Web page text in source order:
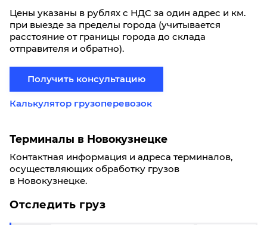
Цены указаны в рублях с НДС за один адрес и км.
при выезде за пределы города (учитывается
расстояние от границы города до склада
отправителя и обратно).
Получить консультацию
Калькулятор грузоперевозок
Терминалы в Новокузнецке
Контактная информация и адреса терминалов,
осуществляющих обработку грузов
в Новокузнецке.
Отследить груз